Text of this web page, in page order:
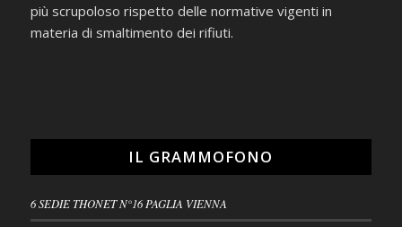
più scrupoloso rispetto delle normative vigenti in
materia di smaltimento dei rifiuti.
IL GRAMMOFONO
6 SEDIE THONET N°16 PAGLIA VIENNA